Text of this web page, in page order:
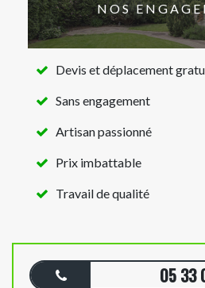
NOS
Devis et déplacement
Sans engagement
Artisan passionné
Prix imbattable
Travail de qualité
05 33